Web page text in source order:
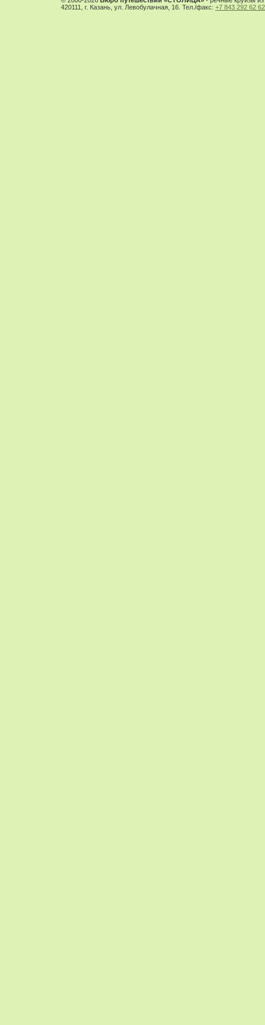
420111, г. Казань, ул. Левобулачная, 16. Тел./факс: +7 843 292 62 62